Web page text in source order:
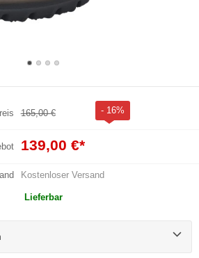
165,00 € - 16%
139,00 €*
Kostenloser Versand
Lieferbar